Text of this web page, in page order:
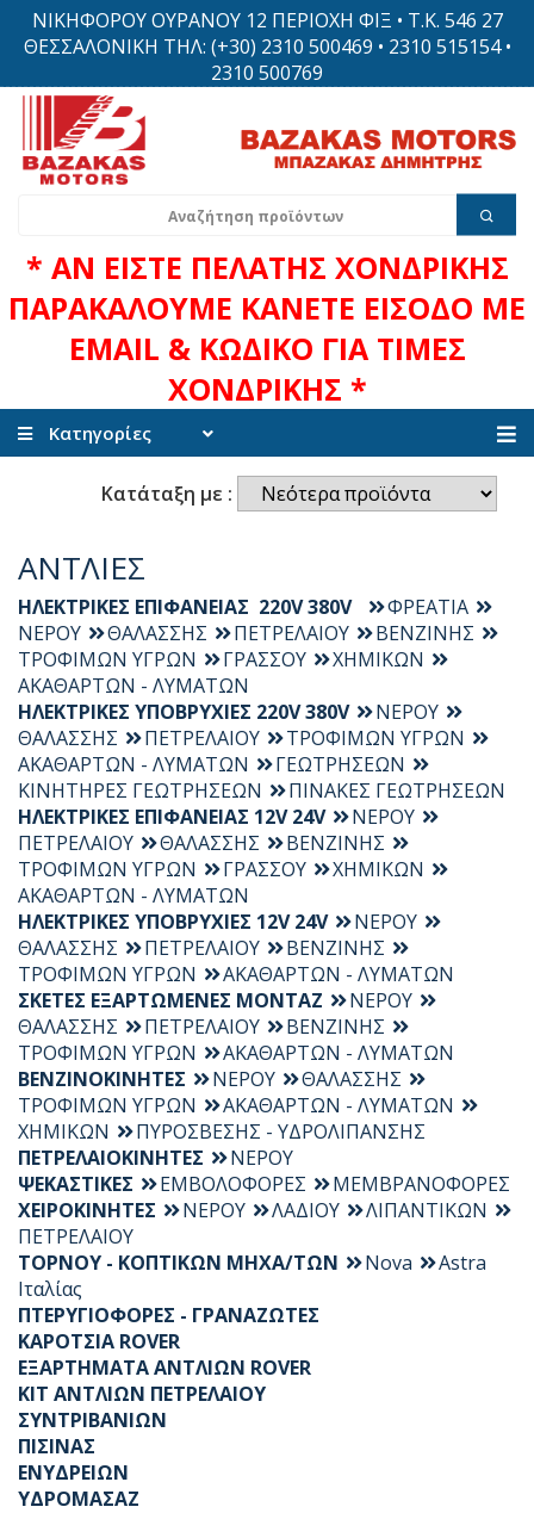
ΝΙΚΗΦΟΡΟΥ ΟΥΡΑΝΟΥ 12 ΠΕΡΙΟΧΗ ΦΙΞ • Τ.Κ. 546 27
ΘΕΣΣΑΛΟΝΙΚΗ ΤΗΛ: (+30) 2310 500469 • 2310 515154 •
2310 500769
* ΑΝ ΕΙΣΤΕ ΠΕΛΑΤΗΣ ΧΟΝΔΡΙΚΗΣ
ΠΑΡΑΚΑΛΟΥΜΕ ΚΑΝΕΤΕ ΕΙΣΟΔΟ ΜΕ
EMAIL & ΚΩΔΙΚΟ ΓΙΑ ΤΙΜΕΣ
ΧΟΝΔΡΙΚΗΣ *
Κατηγορίες
Κατάταξη με :
ΑΝΤΛΙΕΣ
ΗΛΕΚΤΡΙΚΕΣ ΕΠΙΦΑΝΕΙΑΣ 220V 380V
ΦΡΕΑΤΙΑ
ΝΕΡΟΥ
ΘΑΛΑΣΣΗΣ ΠΕΤΡΕΛΑΙΟΥ
ΒΕΝΖΙΝΗΣ
ΤΡΟΦΙΜΩΝ ΥΓΡΩΝ
ΓΡΑΣΣΟΥ
ΧΗΜΙΚΩΝ
ΑΚΑΘΑΡΤΩΝ - ΛΥΜΑΤΩΝ
ΗΛΕΚΤΡΙΚΕΣ ΥΠΟΒΡΥΧΙΕΣ 220V 380V
ΝΕΡΟΥ
ΘΑΛΑΣΣΗΣ
ΠΕΤΡΕΛΑΙΟΥ
ΤΡΟΦΙΜΩΝ ΥΓΡΩΝ
ΑΚΑΘΑΡΤΩΝ - ΛΥΜΑΤΩΝ
ΓΕΩΤΡΗΣΕΩΝ
ΚΙΝΗΤΗΡΕΣ ΓΕΩΤΡΗΣΕΩΝ
ΠΙΝΑΚΕΣ ΓΕΩΤΡΗΣΕΩΝ
ΗΛΕΚΤΡΙΚΕΣ ΕΠΙΦΑΝΕΙΑΣ 12V 24V
ΝΕΡΟΥ
ΠΕΤΡΕΛΑΙΟΥ
ΘΑΛΑΣΣΗΣ
ΒΕΝΖΙΝΗΣ
ΤΡΟΦΙΜΩΝ ΥΓΡΩΝ
ΓΡΑΣΣΟΥ
ΧΗΜΙΚΩΝ
ΑΚΑΘΑΡΤΩΝ - ΛΥΜΑΤΩΝ
ΗΛΕΚΤΡΙΚΕΣ ΥΠΟΒΡΥΧΙΕΣ 12V 24V
ΝΕΡΟΥ
ΘΑΛΑΣΣΗΣ
ΠΕΤΡΕΛΑΙΟΥ
ΒΕΝΖΙΝΗΣ
ΤΡΟΦΙΜΩΝ ΥΓΡΩΝ
ΑΚΑΘΑΡΤΩΝ - ΛΥΜΑΤΩΝ
ΣΚΕΤΕΣ ΕΞΑΡΤΩΜΕΝΕΣ ΜΟΝΤΑΖ
ΝΕΡΟΥ
ΘΑΛΑΣΣΗΣ
ΠΕΤΡΕΛΑΙΟΥ
ΒΕΝΖΙΝΗΣ
ΤΡΟΦΙΜΩΝ ΥΓΡΩΝ
ΑΚΑΘΑΡΤΩΝ - ΛΥΜΑΤΩΝ
ΒΕΝΖΙΝΟΚΙΝΗΤΕΣ
ΝΕΡΟΥ
ΘΑΛΑΣΣΗΣ
ΤΡΟΦΙΜΩΝ ΥΓΡΩΝ
ΑΚΑΘΑΡΤΩΝ - ΛΥΜΑΤΩΝ
ΧΗΜΙΚΩΝ
ΠΥΡΟΣΒΕΣΗΣ - ΥΔΡΟΛΙΠΑΝΣΗΣ
ΠΕΤΡΕΛΑΙΟΚΙΝΗΤΕΣ
ΝΕΡΟΥ
ΨΕΚΑΣΤΙΚΕΣ
ΕΜΒΟΛΟΦΟΡΕΣ
ΜΕΜΒΡΑΝΟΦΟΡΕΣ
ΧΕΙΡΟΚΙΝΗΤΕΣ
ΝΕΡΟΥ ΛΑΔΙΟΥ
ΛΙΠΑΝΤΙΚΩΝ
ΠΕΤΡΕΛΑΙΟΥ
ΤΟΡΝΟΥ - ΚΟΠΤΙΚΩΝ ΜΗΧΑ/ΤΩΝ
Nova
Astra
Ιταλίας
ΠΤΕΡΥΓΙΟΦΟΡΕΣ - ΓΡΑΝΑΖΩΤΕΣ
ΚΑΡΟΤΣΙΑ ROVER
ΕΞΑΡΤΗΜΑΤΑ ΑΝΤΛΙΩΝ ROVER
KIT ΑΝΤΛΙΩΝ ΠΕΤΡΕΛΑΙΟΥ
ΣΥΝΤΡΙΒΑΝΙΩΝ
ΠΙΣΙΝΑΣ
ΕΝΥΔΡΕΙΩΝ
ΥΔΡΟΜΑΣΑΖ